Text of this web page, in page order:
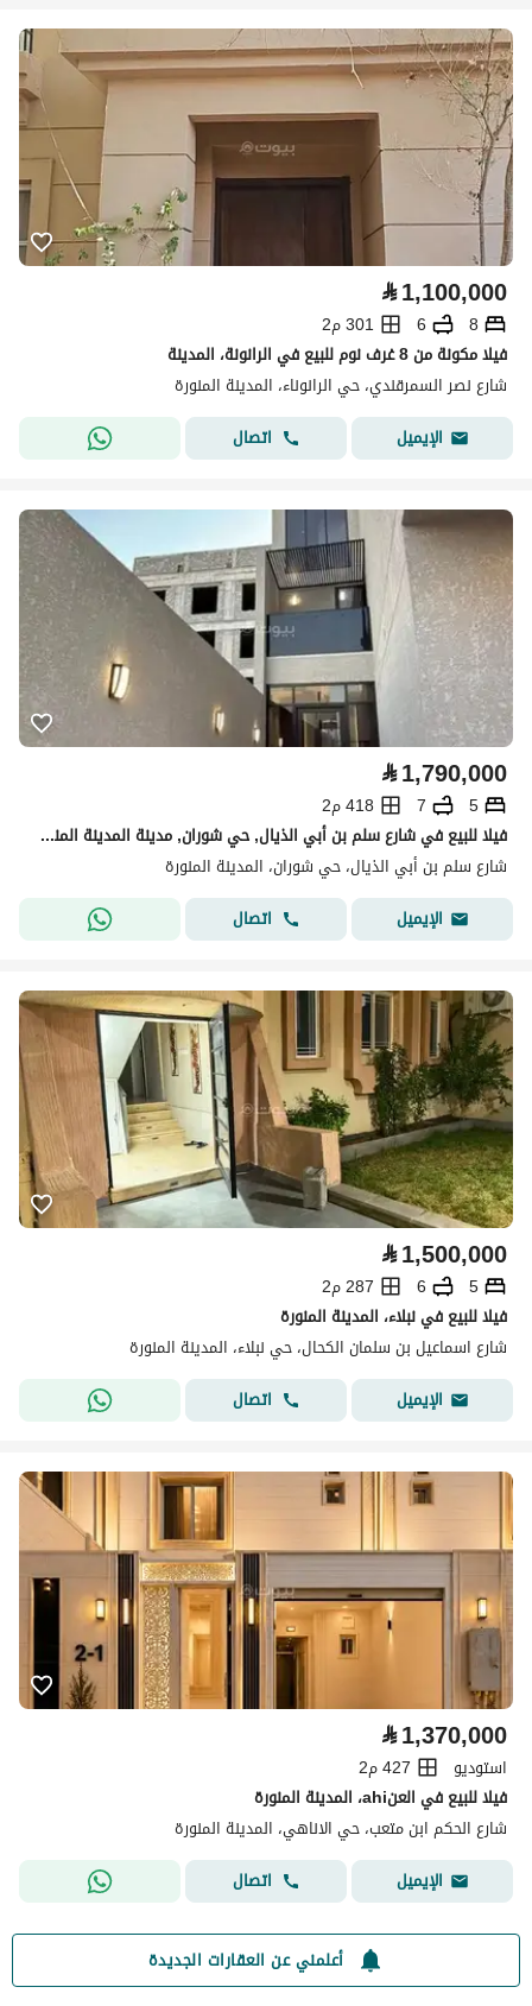
⃁1,100,000
8
6
301 م2
فيلا مكونة من 8 غرف نوم للبيع في الرانونة، المدينة
شارع نصر السمرقندي، حي الرانوناء، المدينة المنورة
الإيميل
اتصال
⃁1,790,000
5
7
418 م2
فيلا للبيع في شارع سلم بن أبي الذيال, حي شوران, مدينة المدينة المنورة
شارع سلم بن أبي الذيال، حي شوران، المدينة المنورة
الإيميل
اتصال
⃁1,500,000
5
6
287 م2
فيلا للبيع في نبلاء، المدينة المنورة
شارع اسماعيل بن سلمان الكحال، حي نبلاء، المدينة المنورة
الإيميل
اتصال
⃁1,370,000
استوديو
427 م2
فيلا للبيع في العنahi، المدينة المنورة
شارع الحكم ابن متعب، حي الاناهي، المدينة المنورة
الإيميل
اتصال
أعلمني عن العقارات الجديدة